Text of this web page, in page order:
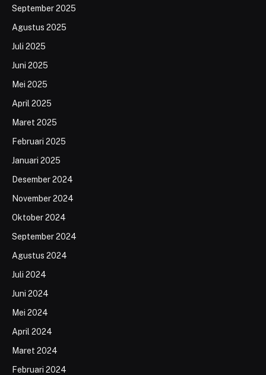
September 2025
Agustus 2025
Juli 2025
Juni 2025
Mei 2025
April 2025
Maret 2025
Februari 2025
Januari 2025
Desember 2024
November 2024
Oktober 2024
September 2024
Agustus 2024
Juli 2024
Juni 2024
Mei 2024
April 2024
Maret 2024
Februari 2024